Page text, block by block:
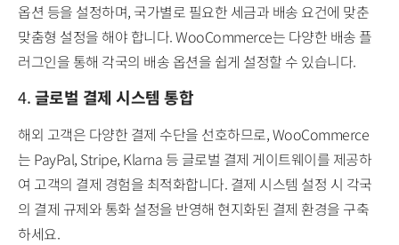
옵션 등을 설정하며, 국가별로 필요한 세금과 배송 요건에 맞춘
맞춤형 설정을 해야 합니다. WooCommerce는 다양한 배송 플
러그인을 통해 각국의 배송 옵션을 쉽게 설정할 수 있습니다.
4.글로벌 결제 시스템 통합
해외 고객은 다양한 결제 수단을 선호하므로, WooCommerce
는 PayPal, Stripe, Klarna 등 글로벌 결제 게이트웨이를 제공하
여 고객의 결제 경험을 최적화합니다. 결제 시스템 설정 시 각국
의 결제 규제와 통화 설정을 반영해 현지화된 결제 환경을 구축
하세요.